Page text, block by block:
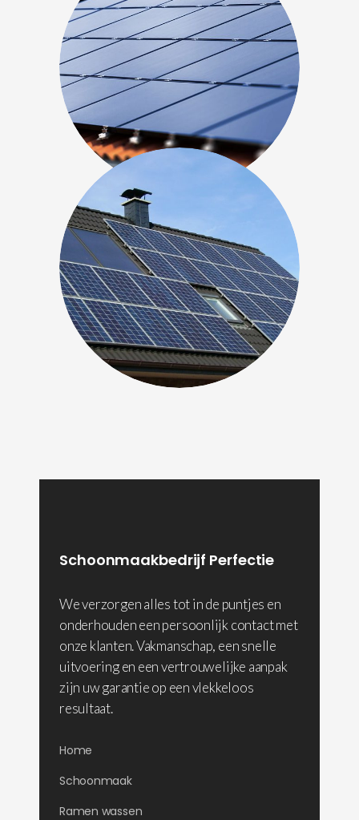
Schoonmaakbedrijf Perfectie
We verzorgen alles tot in de puntjes en
onderhouden een persoonlijk contact met
onze klanten. Vakmanschap, een snelle
uitvoering en een vertrouwelijke aanpak
zijn uw garantie op een vlekkeloos
resultaat.
Home
Schoonmaak
Ramen wassen